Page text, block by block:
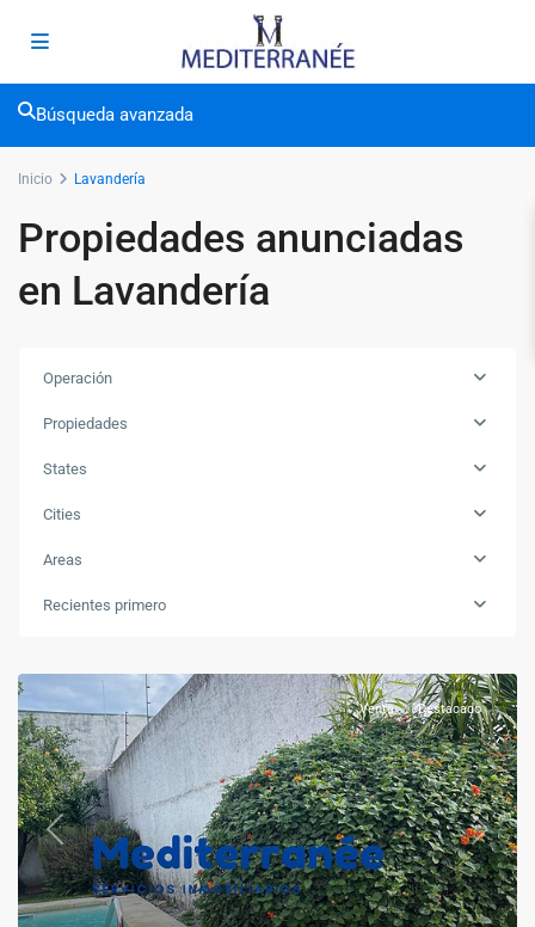
Búsqueda avanzada
Inicio Lavandería
Propiedades anunciadas
en Lavandería
Operación
Propiedades
States
Cities
Areas
Recientes primero
Previous Next
Venta Destacado